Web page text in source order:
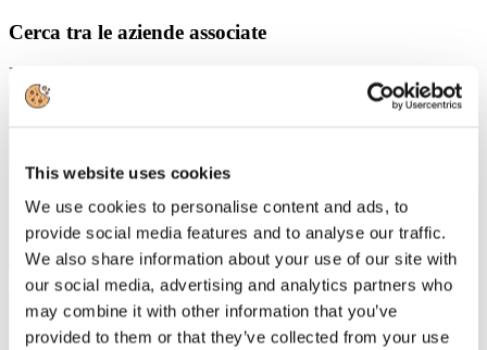
This website uses cookies
We use cookies to personalise content and ads, to
provide social media features and to analyse our traffic.
We also share information about your use of our site with
our social media, advertising and analytics partners who
may combine it with other information that you’ve
provided to them or that they’ve collected from your use
Cerca tra le aziende associate
Ragione Sociale
Categorie merceologiche